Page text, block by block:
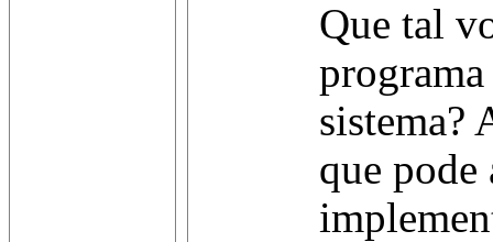
Que tal
sistema?
que pode